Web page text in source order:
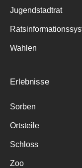
Jugendstadtrat
Wahlen
Erlebnisse
Sorben
Ortsteile
Schloss
Zoo